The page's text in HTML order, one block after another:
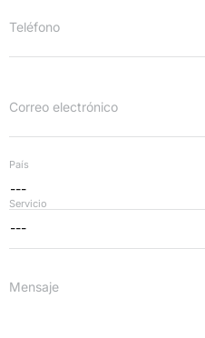
Teléfono
Correo electrónico
---
País
---
Servicio
Mensaje